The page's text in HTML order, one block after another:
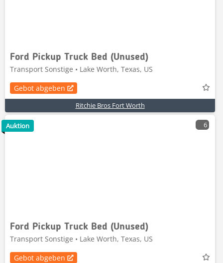
Ford Pickup Truck Bed (Unused)
Transport Sonstige • Lake Worth, Texas, US
Gebot abgeben
Ritchie Bros Fort Worth
6
Ford Pickup Truck Bed (Unused)
Transport Sonstige • Lake Worth, Texas, US
Gebot abgeben
Auktion